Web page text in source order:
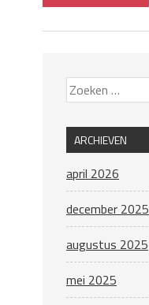
ARCHIEVEN
april 2026
december 2025
augustus 2025
mei 2025